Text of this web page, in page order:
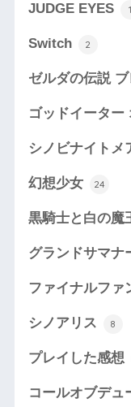
JUDGE EYES 1
Switch 2
ゼルダの伝説
ゴッドイーター
シノビナイトメ
幻想少女 24
黒騎士と白の魔
グランドサマナ
ファイナルファ
シノアリス 8
プレイした感想
コールオブデュ